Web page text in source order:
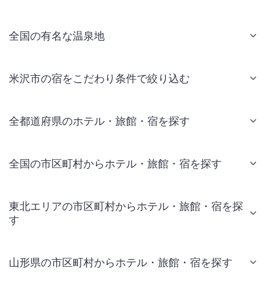
全国の有名な温泉地
米沢市の宿をこだわり条件で絞り込む
全都道府県のホテル・旅館・宿を探す
全国の市区町村からホテル・旅館・宿を探す
東北エリアの市区町村からホテル・旅館・宿を探
す
山形県の市区町村からホテル・旅館・宿を探す